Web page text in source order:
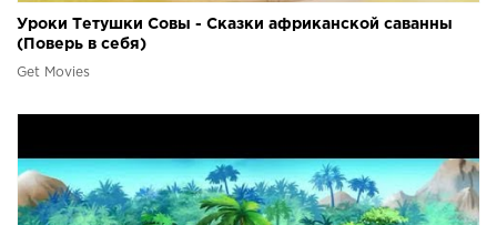
Уроки Тетушки Совы - Сказки африканской саванны
(Поверь в себя)
Get Movies